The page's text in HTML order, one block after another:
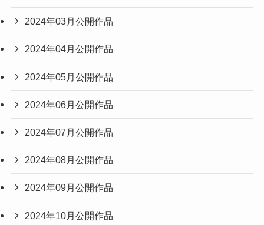
2024年03月公開作品
2024年04月公開作品
2024年05月公開作品
2024年06月公開作品
2024年07月公開作品
2024年08月公開作品
2024年09月公開作品
2024年10月公開作品